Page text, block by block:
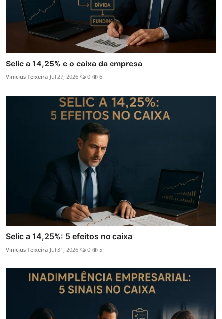
Selic a 14,25% e o caixa da empresa
Vinicius Teixeira Jul 27, 2026 0 6
Selic a 14,25%: 5 efeitos no caixa
Vinicius Teixeira Jul 31, 2026 0 5